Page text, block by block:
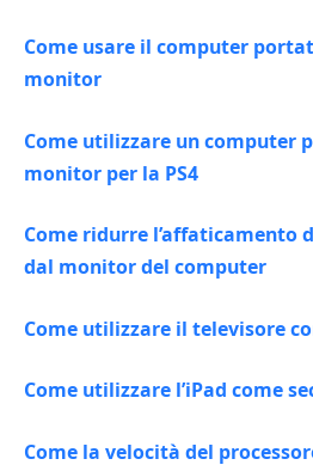
Come usare il computer
monitor
Come utilizzare un computer
monitor per la PS4
Come ridurre l’affaticamento
dal monitor del computer
Come utilizzare il televisore
Come utilizzare l’iPad come
Come la velocità del